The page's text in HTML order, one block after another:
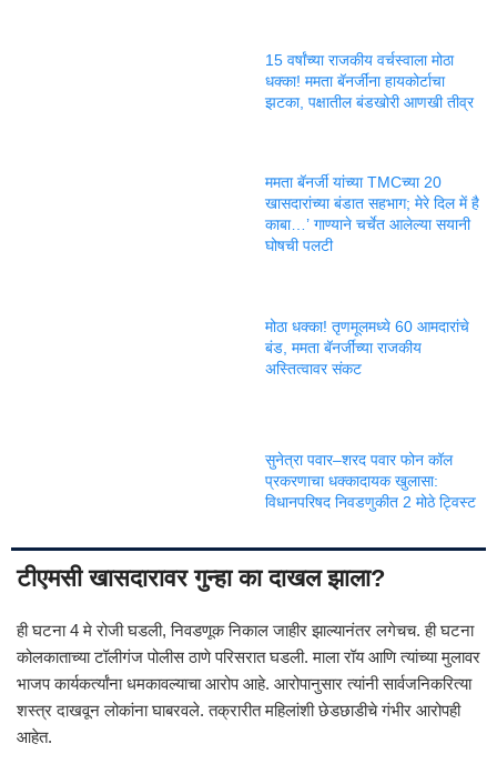
15 वर्षांच्या राजकीय वर्चस्वाला मोठा
धक्का! ममता बॅनर्जींना हायकोर्टाचा
झटका, पक्षातील बंडखोरी आणखी तीव्र
ममता बॅनर्जी यांच्या TMCच्या 20
खासदारांच्या बंडात सहभाग; मेरे दिल में है
काबा…’ गाण्याने चर्चेत आलेल्या सयानी
घोषची पलटी
मोठा धक्का! तृणमूलमध्ये 60 आमदारांचे
बंड, ममता बॅनर्जींच्या राजकीय
अस्तित्वावर संकट
सुनेत्रा पवार–शरद पवार फोन कॉल
प्रकरणाचा धक्कादायक खुलासा:
विधानपरिषद निवडणुकीत 2 मोठे ट्विस्ट
टीएमसी खासदारावर गुन्हा का दाखल झाला?
ही घटना 4 मे रोजी घडली, निवडणूक निकाल जाहीर झाल्यानंतर लगेचच. ही घटना
कोलकाताच्या टॉलीगंज पोलीस ठाणे परिसरात घडली. माला रॉय आणि त्यांच्या मुलावर
भाजप कार्यकर्त्यांना धमकावल्याचा आरोप आहे. आरोपानुसार त्यांनी सार्वजनिकरित्या
शस्त्र दाखवून लोकांना घाबरवले. तक्रारीत महिलांशी छेडछाडीचे गंभीर आरोपही
आहेत.